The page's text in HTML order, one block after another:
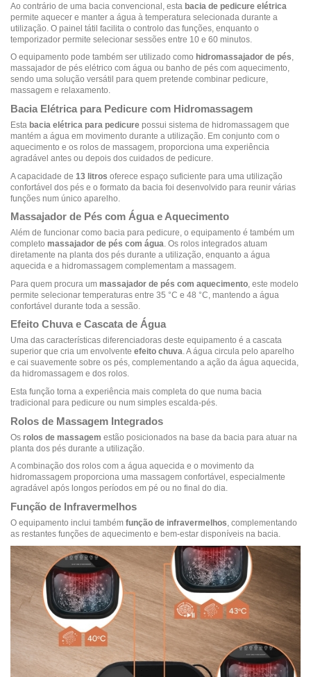
Ao contrário de uma bacia convencional, esta bacia de pedicure elétrica
permite aquecer e manter a água à temperatura selecionada durante a
utilização. O painel tátil facilita o controlo das funções, enquanto o
temporizador permite selecionar sessões entre 10 e 60 minutos.
O equipamento pode também ser utilizado como hidromassajador de pés,
massajador de pés elétrico com água ou banho de pés com aquecimento,
sendo uma solução versátil para quem pretende combinar pedicure,
massagem e relaxamento.
Bacia Elétrica para Pedicure com Hidromassagem
Esta bacia elétrica para pedicure possui sistema de hidromassagem que
mantém a água em movimento durante a utilização. Em conjunto com o
aquecimento e os rolos de massagem, proporciona uma experiência
agradável antes ou depois dos cuidados de pedicure.
A capacidade de 13 litros oferece espaço suficiente para uma utilização
confortável dos pés e o formato da bacia foi desenvolvido para reunir várias
funções num único aparelho.
Massajador de Pés com Água e Aquecimento
Além de funcionar como bacia para pedicure, o equipamento é também um
completo massajador de pés com água. Os rolos integrados atuam
diretamente na planta dos pés durante a utilização, enquanto a água
aquecida e a hidromassagem complementam a massagem.
Para quem procura um massajador de pés com aquecimento , este modelo
permite selecionar temperaturas entre 35 °C e 48 °C, mantendo a água
confortável durante toda a sessão.
Efeito Chuva e Cascata de Água
Uma das características diferenciadoras deste equipamento é a cascata
superior que cria um envolvente efeito chuva. A água circula pelo aparelho
e cai suavemente sobre os pés, complementando a ação da água aquecida,
da hidromassagem e dos rolos.
Esta função torna a experiência mais completa do que numa bacia
tradicional para pedicure ou num simples escalda-pés.
Rolos de Massagem Integrados
Os rolos de massagem estão posicionados na base da bacia para atuar na
planta dos pés durante a utilização.
A combinação dos rolos com a água aquecida e o movimento da
hidromassagem proporciona uma massagem confortável, especialmente
agradável após longos períodos em pé ou no final do dia.
Função de Infravermelhos
O equipamento inclui também função de infravermelhos , complementando
as restantes funções de aquecimento e bem-estar disponíveis na bacia.